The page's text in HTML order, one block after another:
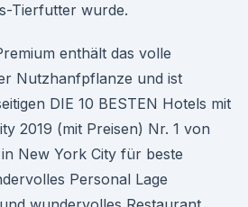
Tierfutter wurde.
enthält das volle
Nutzhanfpflanze und ist
DIE 10 BESTEN Hotels mit
2019 (mit Preisen) Nr. 1 von
New York City für beste
Personal Lage